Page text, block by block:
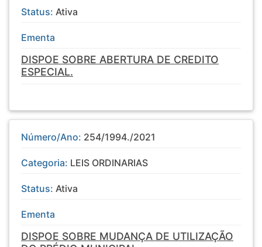
Status: Ativa
Ementa
DISPOE SOBRE ABERTURA DE CREDITO
ESPECIAL.
Número/Ano: 254/1994./2021
Categoria: LEIS ORDINARIAS
Status: Ativa
Ementa
DISPOE SOBRE MUDANÇA DE UTILIZAÇÃO